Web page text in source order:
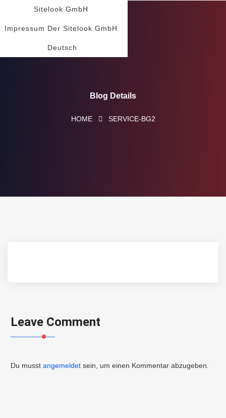
Sitelook GmbH
Impressum Der Sitelook GmbH
Deutsch
Blog Details
HOME SERVICE-BG2
Leave Comment
Du musst angemeldet sein, um einen Kommentar abzugeben.